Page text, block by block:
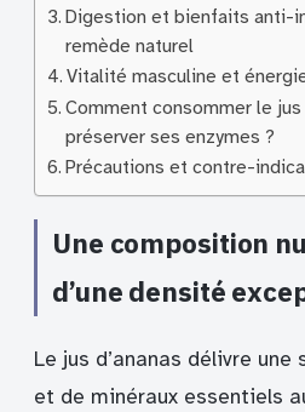
Digestion et bienfaits anti-
remède naturel
Vitalité masculine et
Comment consommer le jus
préserver ses enzymes ?
Précautions et contre-
Une composition
d’une densité
Le jus d’ananas délivre
et de minéraux essentiels